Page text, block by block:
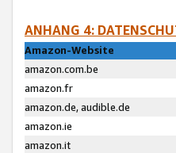
ANHANG 4:
Amazon-Website
amazon.com.be
amazon.fr
amazon.de, audible.de
amazon.ie
amazon.it